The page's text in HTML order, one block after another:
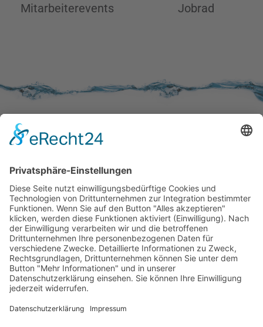
Mitarbeiterevents Jobrad
Kundenzufriedenheit
WISSENSWERTES
Broschüren
Aktivkohle
Wer filtert was
Zertifizierungen
KONTAKT
Kontaktformular
Impressum
RechtlichesAVB